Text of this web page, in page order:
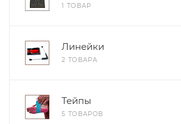
1 ТОВАР
Линейки
2 ТОВАРА
Тейпы
5 ТОВАРОВ